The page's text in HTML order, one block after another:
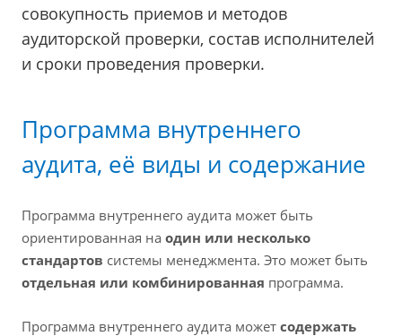
совокупность приемов и методов
аудиторской проверки, состав исполнителей
и сроки проведения проверки.
Программа внутреннего
аудита, её виды и содержание
Программа внутреннего аудита может быть
ориентированная на один или несколько
стандартов системы менеджмента. Это может быть
отдельная или комбинированная программа.
Программа внутреннего аудита может содержать